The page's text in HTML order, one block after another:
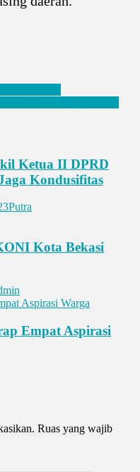
Ketua II DPRD
Kondusifitas
Putra
Kota Bekasi
Empat Aspirasi
Ruas yang wajib